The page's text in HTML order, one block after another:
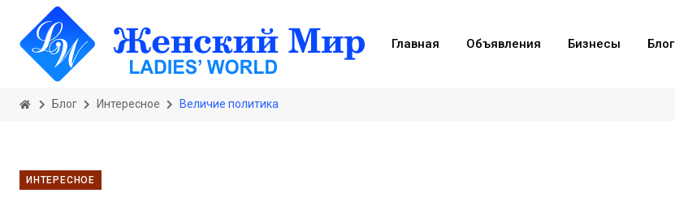
Главная Объявления Бизнесы Блог
Блог Интересное Величие политика
ИНТЕРЕСНОЕ